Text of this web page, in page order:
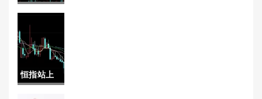
梦中人！
德指期货
开户去哪
里（提供
恒指站上
29000点